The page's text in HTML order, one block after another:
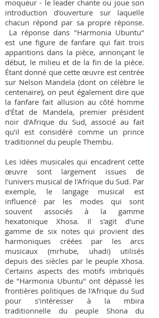
moqueur - le leader chante ou joue son
introduction d'ouverture sur laquelle
chacun répond par sa propre réponse.
La réponse dans "Harmonia Ubuntu"
est une figure de fanfare qui fait trois
apparitions dans la pièce, annonçant le
début, le milieu et de la fin de la pièce.
Étant donné que cette œuvre est centrée
sur Nelson Mandela (dont on célèbre le
centenaire), on peut également dire que
la fanfare fait allusion au côté homme
d'État de Mandela, premier président
noir d'Afrique du Sud, associé au fait
qu'il est considéré comme un prince
traditionnel du peuple Thembu.
Les idées musicales qui encadrent cette
œuvre sont largement issues de
l'univers musical de l'Afrique du Sud. Par
exemple, le langage musical est
influencé par les modes qui sont
souvent associés à la gamme
hexatonique Xhosa. Il s'agit d'une
gamme de six notes qui provient des
harmoniques créées par les arcs
musicaux (mrhube, uhadi) utilisés
depuis des siècles par le peuple Xhosa.
Certains aspects des motifs imbriqués
de "Harmonia Ubuntu" ont dépassé les
frontières politiques de l'Afrique du Sud
pour s'intéresser à la mbira
traditionnelle du peuple Shona du